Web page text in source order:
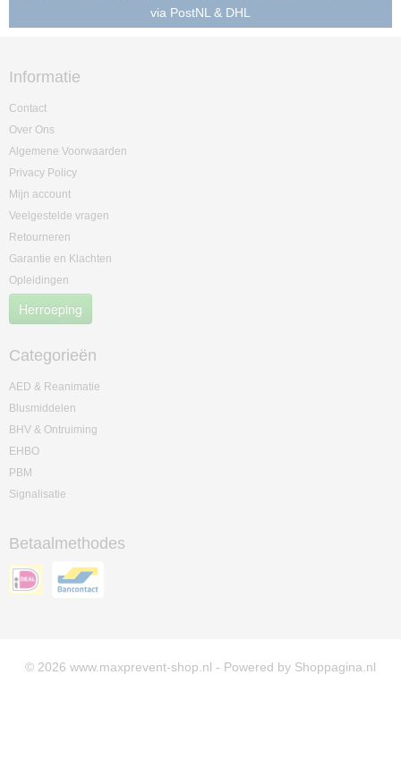
via PostNL & DHL
Informatie
Contact
Over Ons
Algemene Voorwaarden
Privacy Policy
Mijn account
Veelgestelde vragen
Retourneren
Garantie en Klachten
Opleidingen
Herroeping
Categorieën
AED & Reanimatie
Blusmiddelen
BHV & Ontruiming
EHBO
PBM
Signalisatie
Betaalmethodes
© 2026 www.maxprevent-shop.nl - Powered by Shoppagina.nl